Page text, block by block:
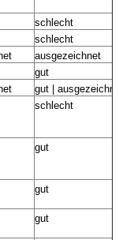
schlecht
schlecht
ausgezeichnet
gut
gut |
schlecht
gut
gut
gut